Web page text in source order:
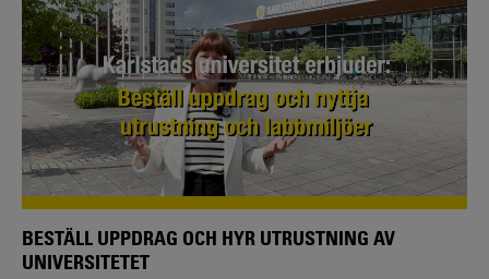
BESTÄLL UPPDRAG OCH HYR UTRUSTNING AV
UNIVERSITETET